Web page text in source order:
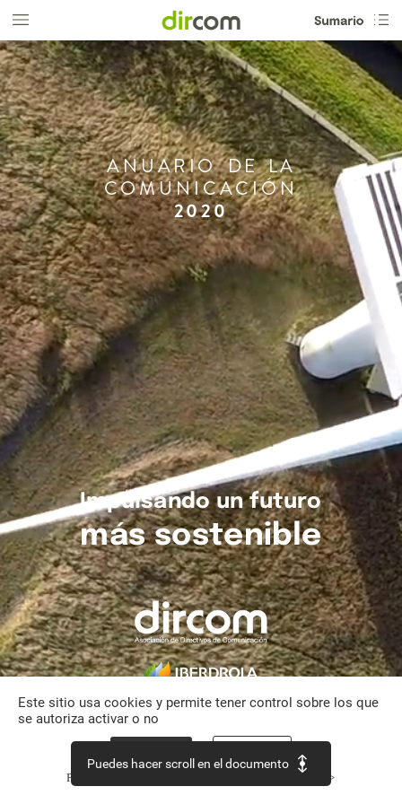
Este sitio usa cookies y permite tener control sobre los que
se autoriza activar o no
Política de confidencialidad Continuar sin aceptar >
ANUARIO DE LA
COMUNICACIÓN
2020
Impulsando un futuro
más sostenible
Puedes hacer scroll en el documento